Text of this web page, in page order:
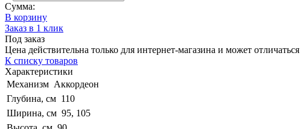
Сумма:
В корзину
Заказ в 1 клик
Под заказ
Цена действительна только для интернет-магазина и может
К списку товаров
Характеристики
Механизм Аккордеон
Глубина, см 110
Ширина, см 95, 105